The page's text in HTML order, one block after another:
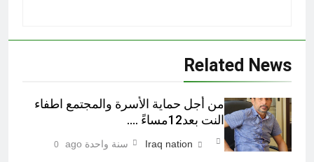
Related News
من أجل حماية الأسرة والمجتمع اطفاء
النت بعد12مساءً ….
Iraq nation سنة واحدة ago 0